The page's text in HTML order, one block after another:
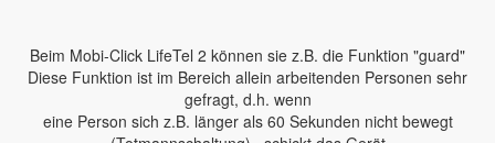
Beim Mobi-Click LifeTel 2 können sie z.B. die Funktion "guard"
Diese Funktion ist im Bereich allein arbeitenden Personen sehr
gefragt, d.h. wenn
eine Person sich z.B. länger als 60 Sekunden nicht bewegt